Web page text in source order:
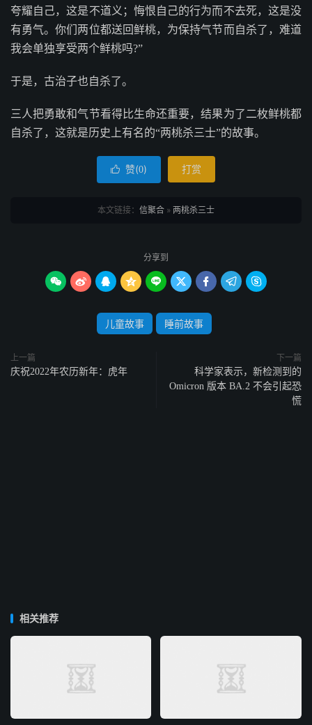
夸耀自己，这是不道义；悔恨自己的行为而不去死，这是没
有勇气。你们两位都送回鲜桃，为保持气节而自杀了，难道
我会单独享受两个鲜桃吗?”
于是，古治子也自杀了。
三人把勇敢和气节看得比生命还重要，结果为了二枚鲜桃都
自杀了，这就是历史上有名的“两桃杀三士”的故事。
 赞(0) 打赏
本文链接： 信聚合 » 两桃杀三士
分享到
        
儿童故事 睡前故事
上一篇
庆祝2022年农历新年：虎年
下一篇
科学家表示，新检测到的
Omicron 版本 BA.2 不会引起恐
慌
相关推荐